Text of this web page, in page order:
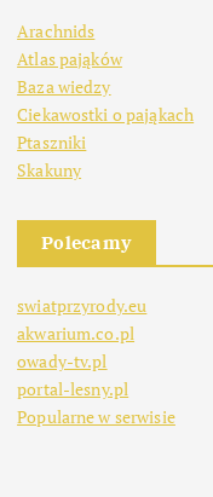
Arachnids
Atlas pająków
Baza wiedzy
Ciekawostki o pająkach
Ptaszniki
Skakuny
Polecamy
swiatprzyrody.eu
akwarium.co.pl
owady-tv.pl
portal-lesny.pl
Popularne w serwisie